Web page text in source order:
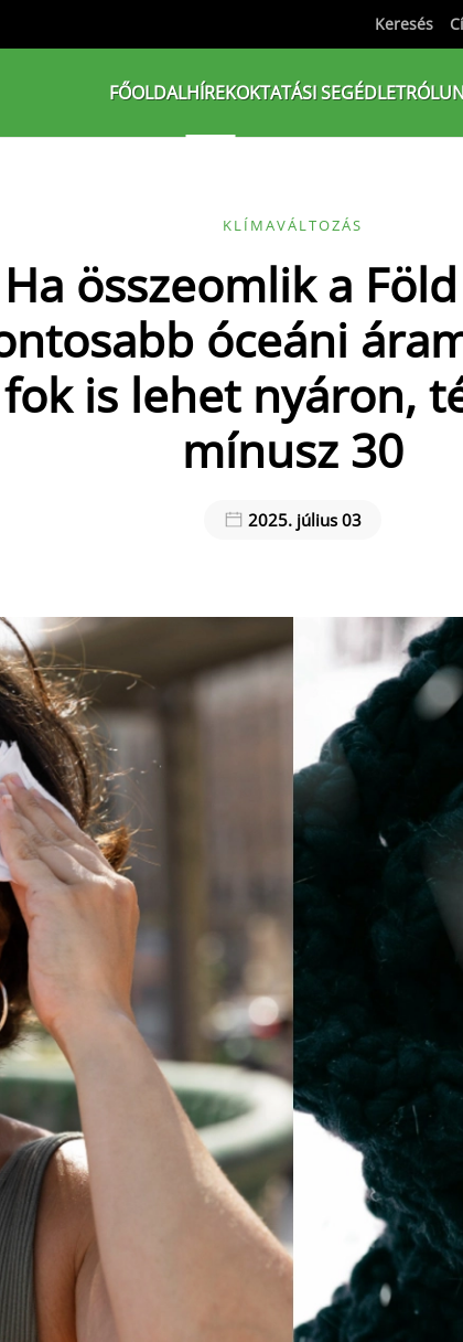
Keresés
FŐOLDALHÍREKOKTATÁSI SEGÉDLET
KLÍMAVÁLTOZÁS
Ha összeomlik a
óceáni
is lehet nyáron,
mínusz 30
2025. július 03